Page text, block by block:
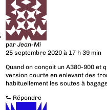
parJean-Mi
25 septembre 2020 à 17 h 39 min
Quand on conçoit un A380-900 et
version courte en enlevant des
habituellement les soutes à
⮑ Répondre